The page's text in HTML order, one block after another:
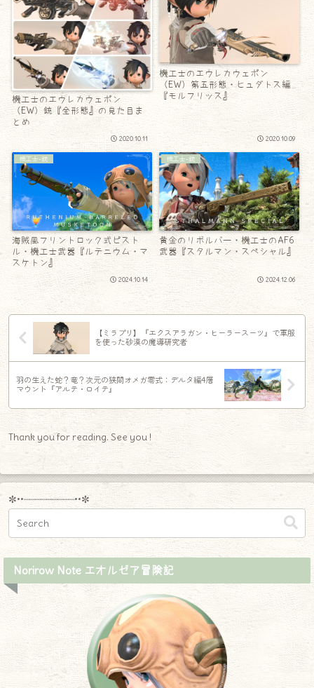
機工士のエウレカウェポン
（EW）銃『全形態』の見た目ま
とめ
2020.10.11
機工士のエウレカウェポン
（EW）第五形態・ヒュダトス編
『モルフリッス』
2020.10.09
機工士-銃
海賊風フリントロック式ピスト
ル・機工士武器『ルテニウム・マ
スケトン』
2024.10.14
機工士-銃
黄金のリボルバー・機工士のAF6
武器『スタルマン・スペシャル』
2024.12.06
【ミラプリ】『エクスアラガン・ヒーラースーツ』で軍服
を使った砂漠の魔導研究者
羽の生えた蛇？竜？次元の狭間オメガ零式：デルタ編4層
マウント『アルテ・ロイテ』
Thank you for reading. See you !
✼••┈┈┈┈┈┈┈┈┈••✼
Norirow Note エオルゼア冒険記